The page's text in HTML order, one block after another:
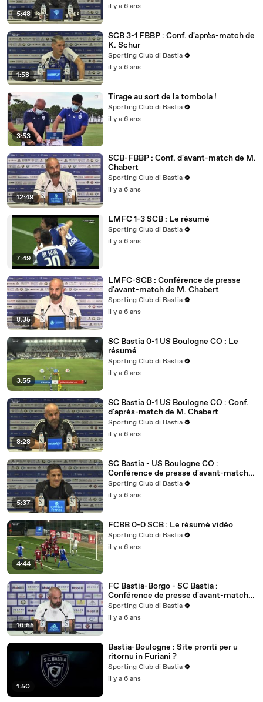
5:48
il y a 6 ans
1:58
SCB 3-1 FBBP : Conf. d'après-match de
K. Schur
Sporting Club di Bastia
il y a 6 ans
3:53
Tirage au sort de la tombola !
Sporting Club di Bastia
il y a 6 ans
12:49
SCB-FBBP : Conf. d'avant-match de M.
Chabert
Sporting Club di Bastia
il y a 6 ans
7:49
LMFC 1-3 SCB : Le résumé
Sporting Club di Bastia
il y a 6 ans
8:35
LMFC-SCB : Conférence de presse
d'avant-match de M. Chabert
Sporting Club di Bastia
il y a 6 ans
3:55
SC Bastia 0-1 US Boulogne CO : Le
résumé
Sporting Club di Bastia
il y a 6 ans
8:28
SC Bastia 0-1 US Boulogne CO : Conf.
d'après-match de M. Chabert
Sporting Club di Bastia
il y a 6 ans
5:37
SC Bastia - US Boulogne CO :
Conférence de presse d'avant-match
de C. Ben Saada
Sporting Club di Bastia
il y a 6 ans
4:44
FCBB 0-0 SCB : Le résumé vidéo
Sporting Club di Bastia
il y a 6 ans
16:55
FC Bastia-Borgo - SC Bastia :
Conférence de presse d'avant-match
de M. Chabert
Sporting Club di Bastia
il y a 6 ans
1:50
Bastia-Boulogne : Site pronti per u
ritornu in Furiani ?
Sporting Club di Bastia
il y a 6 ans